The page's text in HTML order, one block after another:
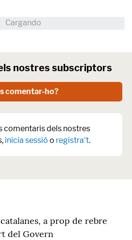
nostres subscriptors
comentar-ho?
comentaris dels nostres
inicia sessió o registra't.
a prop de rebre
del Govern